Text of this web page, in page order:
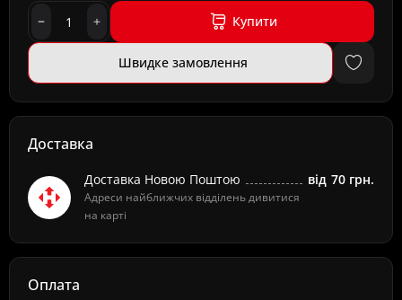
Купити
Швидке замовлення
Доставка
Доставка Новою Поштою
Адреси найближчих відділень дивитися
на карті
від 70 грн.
Оплата